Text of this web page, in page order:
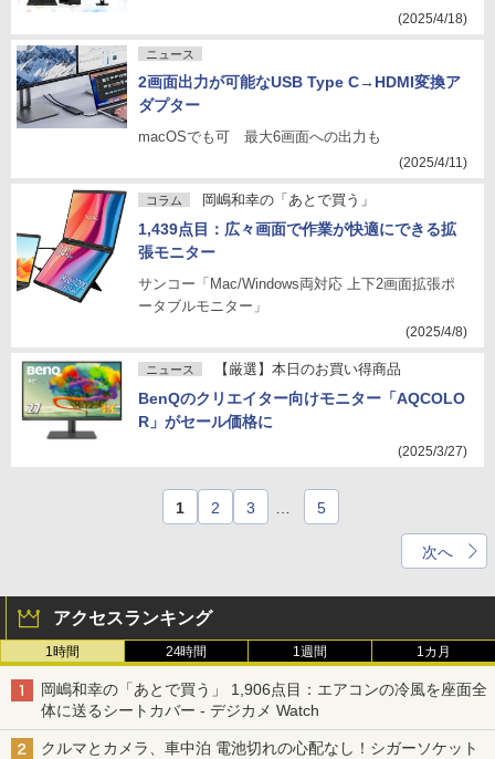
(2025/4/18)
ニュース
2画面出力が可能なUSB Type C→HDMI変換ア
ダプター
macOSでも可 最大6画面への出力も
(2025/4/11)
コラム 岡嶋和幸の「あとで買う」
1,439点目：広々画面で作業が快適にできる拡
張モニター
サンコー「Mac/Windows両対応 上下2画面拡張ポ
ータブルモニター」
(2025/4/8)
ニュース 【厳選】本日のお買い得商品
BenQのクリエイター向けモニター「AQCOLO
R」がセール価格に
(2025/3/27)
1 2 3 5
次へ
アクセスランキング
1時間 24時間 1週間 1カ月
岡嶋和幸の「あとで買う」 1,906点目：エアコンの冷風を座面全
体に送るシートカバー - デジカメ Watch
クルマとカメラ、車中泊 電池切れの心配なし！シガーソケット